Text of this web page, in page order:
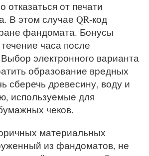
от печати
В этом случае QR-код
фандомата. Бонусы
часа после
электронного варианта
образование вредных
сберечь древесину, воду и
используемые для
чеков.
материальных
из фандоматов, не